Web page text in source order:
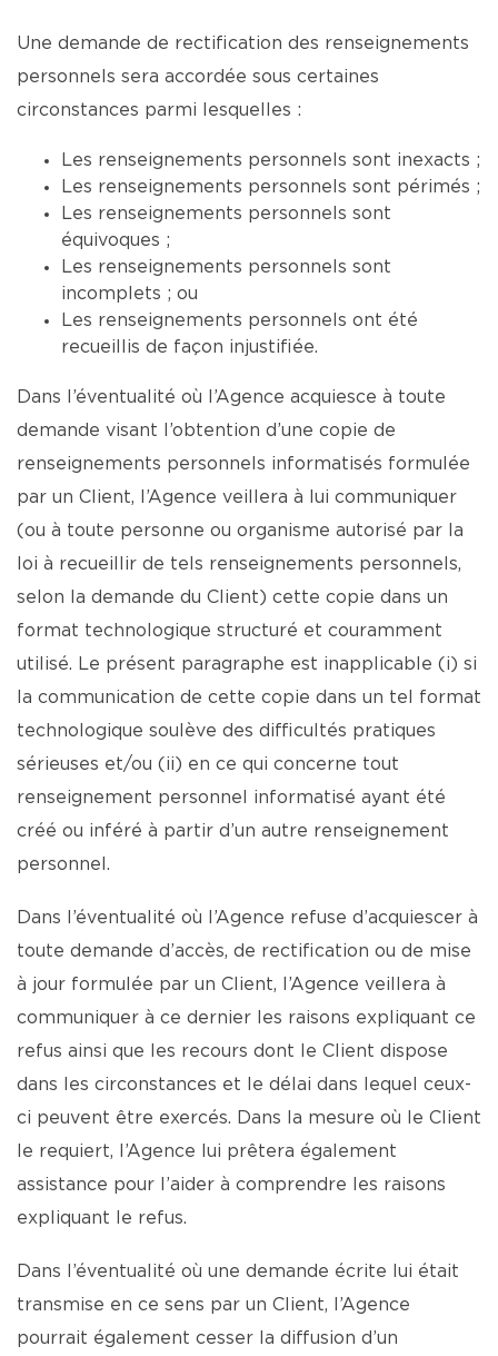
Une demande de rectification des renseignements
personnels sera accordée sous certaines
circonstances parmi lesquelles :
Les renseignements personnels sont inexacts ;
Les renseignements personnels sont périmés ;
Les renseignements personnels sont
équivoques ;
Les renseignements personnels sont
incomplets ; ou
Les renseignements personnels ont été
recueillis de façon injustifiée.
Dans l’éventualité où l’Agence acquiesce à toute
demande visant l’obtention d’une copie de
renseignements personnels informatisés formulée
par un Client, l’Agence veillera à lui communiquer
(ou à toute personne ou organisme autorisé par la
loi à recueillir de tels renseignements personnels,
selon la demande du Client) cette copie dans un
format technologique structuré et couramment
utilisé. Le présent paragraphe est inapplicable (i) si
la communication de cette copie dans un tel format
technologique soulève des difficultés pratiques
sérieuses et/ou (ii) en ce qui concerne tout
renseignement personnel informatisé ayant été
créé ou inféré à partir d’un autre renseignement
personnel.
Dans l’éventualité où l’Agence refuse d’acquiescer à
toute demande d’accès, de rectification ou de mise
à jour formulée par un Client, l’Agence veillera à
communiquer à ce dernier les raisons expliquant ce
refus ainsi que les recours dont le Client dispose
dans les circonstances et le délai dans lequel ceux-
ci peuvent être exercés. Dans la mesure où le Client
le requiert, l’Agence lui prêtera également
assistance pour l’aider à comprendre les raisons
expliquant le refus.
Dans l’éventualité où une demande écrite lui était
transmise en ce sens par un Client, l’Agence
pourrait également cesser la diffusion d’un